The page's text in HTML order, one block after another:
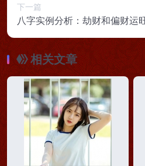
下一篇
八字实例分析：劫财和偏财运
字，财来财去不聚财也留不住
相关文章